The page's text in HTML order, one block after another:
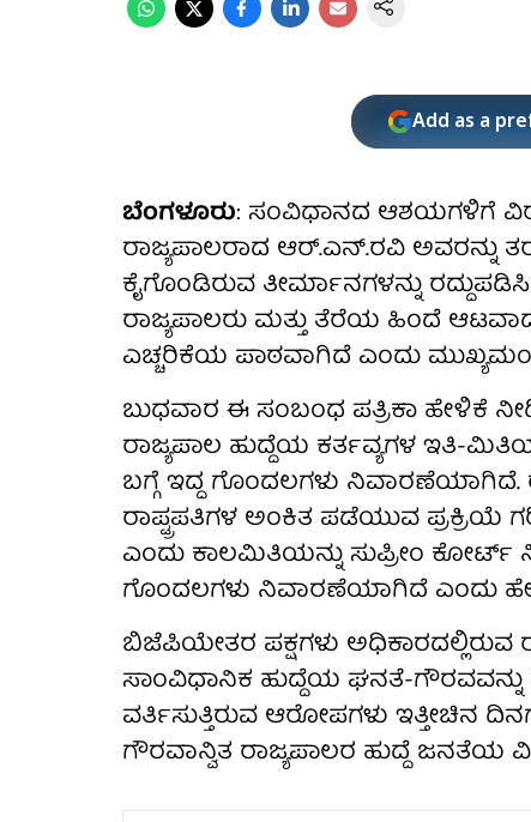
Add as a
ಬೆಂಗಳೂರು: ಸಂವಿಧಾನದ ಆಶಯಗಳಿಗೆ
ರಾಜ್ಯಪಾಲರಾದ ಆರ್.ಎನ್.ರವಿ ಅವರನ್ನು
ಕೈಗೊಂಡಿರುವ ತೀರ್ಮಾನಗಳನ್ನು
ರಾಜ್ಯಪಾಲರು ಮತ್ತು ತೆರೆಯ ಹಿಂದೆ
ಎಚ್ಚರಿಕೆಯ ಪಾಠವಾಗಿದೆ ಎಂದು
ಬುಧವಾರ ಈ ಸಂಬಂಧ ಪತ್ರಿಕಾ ಹೇಳಿಕೆ
ರಾಜ್ಯಪಾಲ ಹುದ್ದೆಯ ಕರ್ತವ್ಯಗಳ ಇತಿ-
ಬಗ್ಗೆ ಇದ್ದ ಗೊಂದಲಗಳು
ರಾಪ್ಟ್ರಪತಿಗಳ ಅಂಕಿತ ಪಡೆಯುವ
ಎಂದು ಕಾಲಮಿತಿಯನ್ನು ಸುಪ್ರೀಂ
ಗೊಂದಲಗಳು ನಿವಾರಣೆಯಾಗಿದೆ ಎಂದು
ಬಿಜೆಪಿಯೇತರ ಪಕ್ಷಗಳು ಅಧಿಕಾರದಲ್ಲಿರುವ
ಸಾಂವಿಧಾನಿಕ ಹುದ್ದೆಯ ಘನತೆ-ಗೌರವವನ್ನು
ವರ್ತಿಸುತ್ತಿರುವ ಆರೋಪಗಳು ಇತ್ತೀಚಿನ
ಗೌರವಾನ್ವಿತ ರಾಜ್ಯಪಾಲರ ಹುದ್ದೆ ಜನತೆಯ